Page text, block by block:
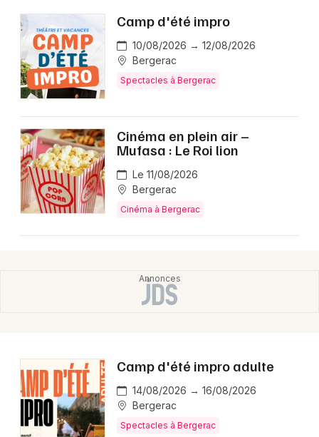
Camp d'été impro
10/08/2026 → 12/08/2026
Bergerac
Spectacles à Bergerac
Cinéma en plein air –
Mufasa : Le Roi lion
Le 11/08/2026
Bergerac
Cinéma à Bergerac
Camp d'été impro adulte
14/08/2026 → 16/08/2026
Bergerac
Spectacles à Bergerac